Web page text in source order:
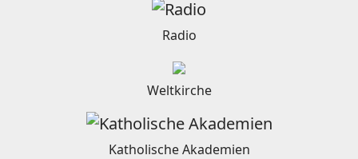
Radio
Weltkirche
Katholische Akademien